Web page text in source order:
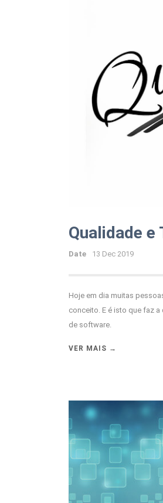
Qualidade
Date 13 Dec 2019
Hoje em dia muitas
conceito. E é isto que faz
de software.
VER MAIS →